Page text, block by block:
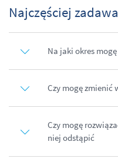
Najczęściej
Na jaki okres
Czy mogę zmienić
Czy mogę
niej odstąpić